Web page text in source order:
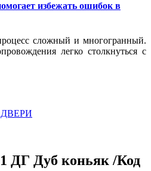
избежать ошибок в
сложный и многогранный.
легко столкнуться с
ДГ Дуб коньяк /Код